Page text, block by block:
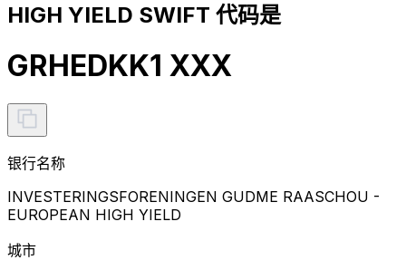
HIGH YIELD SWIFT 代码是
GRHEDKK1 XXX
银行名称
INVESTERINGSFORENINGEN GUDME RAASCHOU -
EUROPEAN HIGH YIELD
城市